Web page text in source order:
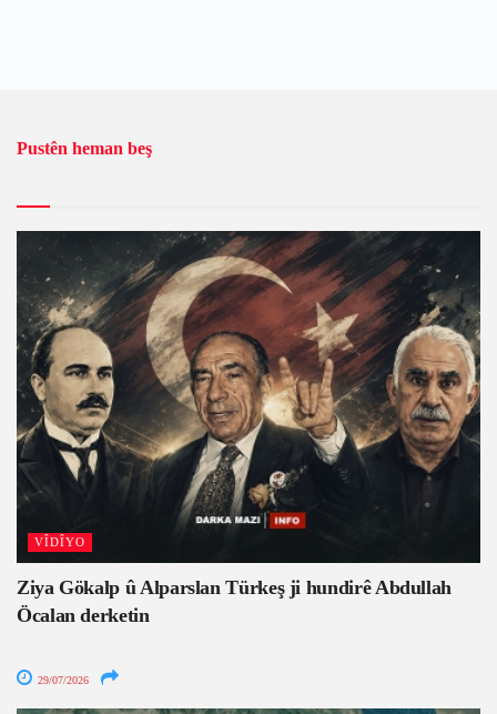
Pustên heman beş
VÎDÎYO
Ziya Gökalp û Alparslan Türkeş ji hundirê Abdullah
Öcalan derketin
29/07/2026